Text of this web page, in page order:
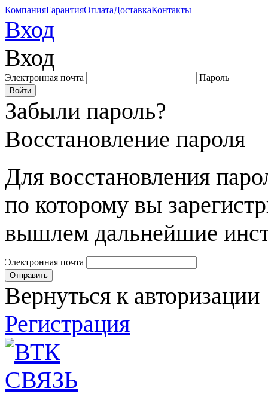
КомпанияГарантияОплатаДоставкаКонтакты
Вход
Вход
Электронная почта Пароль
Забыли пароль?
Восстановление пароля
Для восстановления
по которому вы
вышлем дальнейшие
Электронная почта
Вернуться к авторизации
Регистрация